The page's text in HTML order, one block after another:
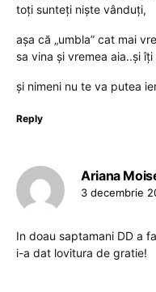
toți sunteți niște vânduți,
așa că „umbla” cat mai
sa vina și vremea aia..și
și nimeni nu te va putea
Reply
Ariana
3 decembrie
In doau saptamani DD a
i-a dat lovitura de gratie!